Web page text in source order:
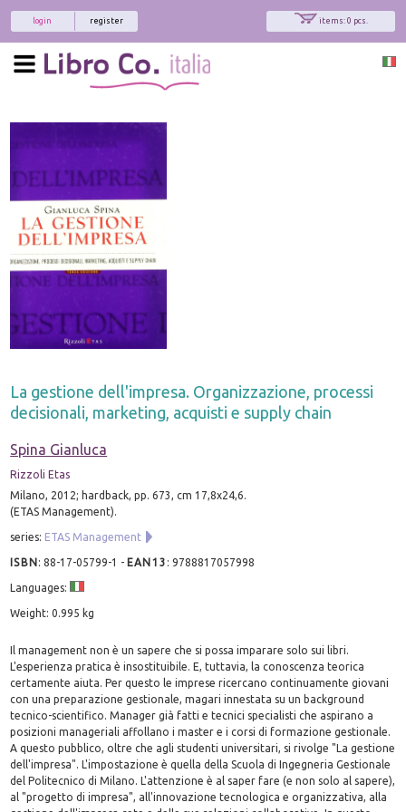
items: 0 pcs.
register
login
La gestione dell'impresa. Organizzazione, processi
decisionali, marketing, acquisti e supply chain
Spina Gianluca
Rizzoli Etas
Milano, 2012; hardback, pp. 673, cm 17,8x24,6.
(ETAS Management).
series: ETAS Management
ISBN:88-17-05799-1 - EAN13 :9788817057998
Languages:
Weight: 0.995 kg
Il management non è un sapere che si possa imparare solo sui libri.
L'esperienza pratica è insostituibile. E, tuttavia, la conoscenza teorica
certamente aiuta. Per questo le imprese ricercano continuamente giovani
con una preparazione gestionale, magari innestata su un background
tecnico-scientifico. Manager già fatti e tecnici specialisti che aspirano a
posizioni manageriali affollano i master e i corsi di formazione gestionale.
A questo pubblico, oltre che agli studenti universitari, si rivolge "La gestione
dell'impresa". L'impostazione è quella della Scuola di Ingegneria Gestionale
del Politecnico di Milano. L'attenzione è al saper fare (e non solo al sapere),
al "progetto di impresa", all'innovazione tecnologica e organizzativa, alla